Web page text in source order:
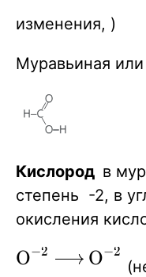
изменения, )
Муравьиная
Кислород в
степень -2, в
окисления
\ce{O^{-2}
O X
−2 O X
−2